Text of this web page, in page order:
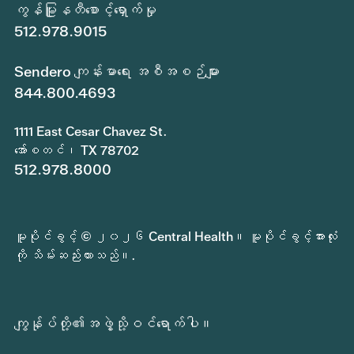
ကွန်မြူနတီစောင့်ရှောက်မှု
512.978.9015
Sendero ကျန်းမာရေး အစီအစဉ်များ
844.800.4693
1111 East Cesar Chavez St.
အော်စတင်၊ TX 78702
512.978.8000
မူပိုင်ခွင့် © ၂၀၂၆ Central Health။ မူပိုင်ခွင့်အားလုံး
ကို သိမ်းဆည်းထားသည်။.
ကျွန်ုပ်တို့၏အဖွဲ့သို့ဝင်ရောက်ပါ။